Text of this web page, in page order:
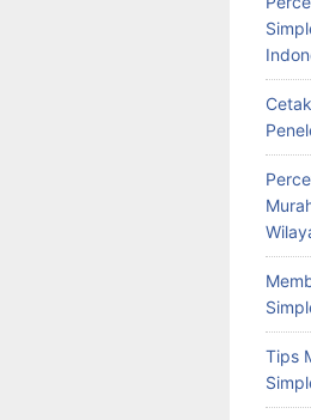
Tips